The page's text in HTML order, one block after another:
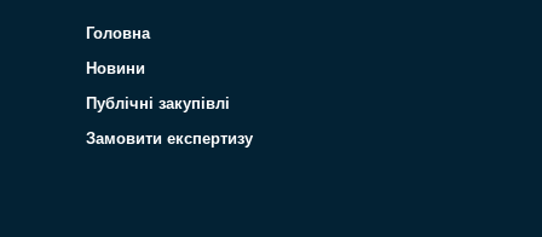
Головна
Новини
Публічні закупівлі
Замовити експертизу